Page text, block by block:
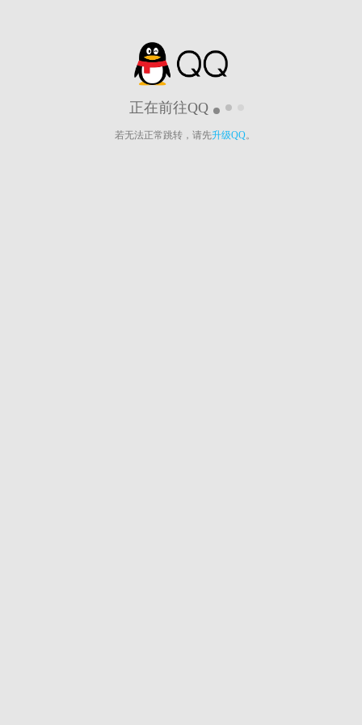
正在前往QQ
若无法正常跳转，请先升级QQ。